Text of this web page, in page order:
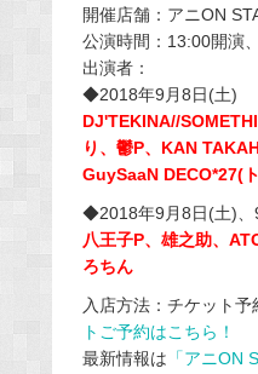
開催店舗：アニON
公演時間：13:00開演
出演者：
◆2018年9月8日(土)
DJ'TEKINA//
り、鬱P、 KAN
GuySaaN DECO*27(
◆2018年9月8日(土)、
八王子P、雄之助、
ろちん
入店方法：チケット
トご予約はこちら！
最新情報は 「アニON